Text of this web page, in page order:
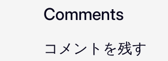
Comments
コメントを残す